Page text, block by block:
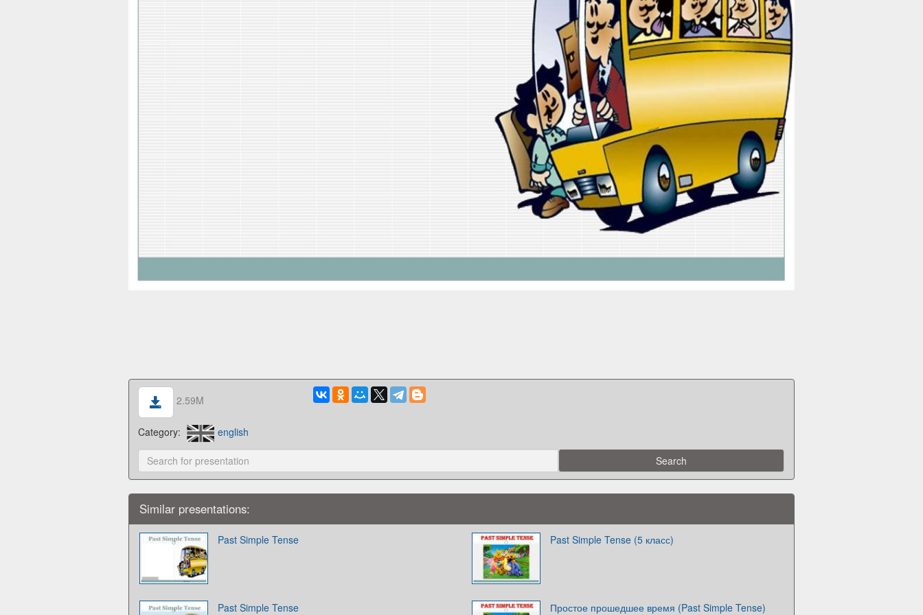
2.59M
Category: english
Similar presentations:
Past Simple Tense Past Simple Tense (5 класс)
Past Simple Tense Простое прошедшее время (Past Simple Tense)